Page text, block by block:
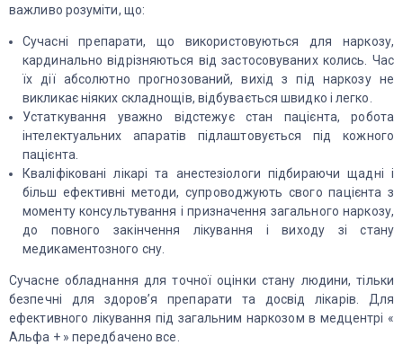
важливо розуміти, що:
Сучасні препарати, що використовуються для наркозу,
кардинально відрізняються від застосовуваних колись. Час
їх дії абсолютно прогнозований, вихід з під наркозу не
викликає ніяких складнощів, відбувається швидко і легко.
Устаткування уважно відстежує стан пацієнта, робота
інтелектуальних апаратів підлаштовується під кожного
пацієнта.
Кваліфіковані лікарі та анестезіологи підбираючи щадні і
більш ефективні методи, супроводжують свого пацієнта з
моменту консультування і призначення загального наркозу,
до повного закінчення лікування і виходу зі стану
медикаментозного сну.
Сучасне обладнання для точної оцінки стану людини, тільки
безпечні для здоров’я препарати та досвід лікарів. Для
ефективного лікування під загальним наркозом в медцентрі «
Альфа + » передбачено все.